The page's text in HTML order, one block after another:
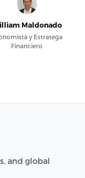
Maldonado
y Estratega
Financiero
and global